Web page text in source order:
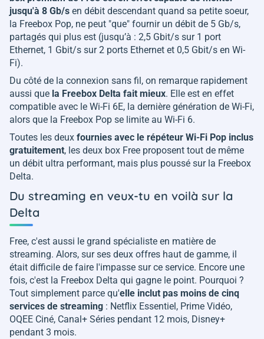
jusqu'à 8 Gb/s en débit descendant quand sa petite soeur,
la Freebox Pop, ne peut "que" fournir un débit de 5 Gb/s,
partagés qui plus est (jusqu’à : 2,5 Gbit/s sur 1 port
Ethernet, 1 Gbit/s sur 2 ports Ethernet et 0,5 Gbit/s en Wi-
Fi).
Du côté de la connexion sans fil, on remarque rapidement
aussi que la Freebox Delta fait mieux. Elle est en effet
compatible avec le Wi-Fi 6E, la dernière génération de Wi-Fi,
alors que la Freebox Pop se limite au Wi-Fi 6.
Toutes les deux fournies avec le répéteur Wi-Fi Pop inclus
gratuitement, les deux box Free proposent tout de même
un débit ultra performant, mais plus poussé sur la Freebox
Delta.
Du streaming en veux-tu en voilà sur la
Delta
Free, c'est aussi le grand spécialiste en matière de
streaming. Alors, sur ses deux offres haut de gamme, il
était difficile de faire l'impasse sur ce service. Encore une
fois, c'est la Freebox Delta qui gagne le point. Pourquoi ?
Tout simplement parce qu'elle inclut pas moins de cinq
services de streaming : Netflix Essentiel, Prime Vidéo,
OQEE Ciné, Canal+ Séries pendant 12 mois, Disney+
pendant 3 mois.